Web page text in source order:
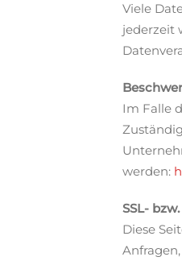
Viele
jederzeit
Im Falle
werden:
SSL-
Diese